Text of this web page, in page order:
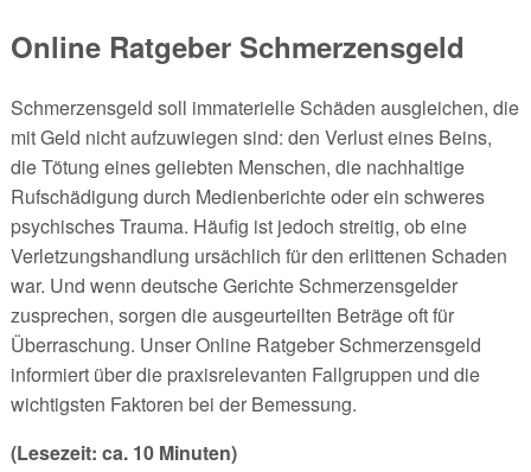
Online Ratgeber Schmerzensgeld
Schmerzensgeld soll immaterielle Schäden ausgleichen, die
mit Geld nicht aufzuwiegen sind: den Verlust eines Beins,
die Tötung eines geliebten Menschen, die nachhaltige
Rufschädigung durch Medienberichte oder ein schweres
psychisches Trauma. Häufig ist jedoch streitig, ob eine
Verletzungshandlung ursächlich für den erlittenen Schaden
war. Und wenn deutsche Gerichte Schmerzensgelder
zusprechen, sorgen die ausgeurteilten Beträge oft für
Überraschung. Unser Online Ratgeber Schmerzensgeld
informiert über die praxisrelevanten Fallgruppen und die
wichtigsten Faktoren bei der Bemessung.
(Lesezeit: ca. 10 Minuten)